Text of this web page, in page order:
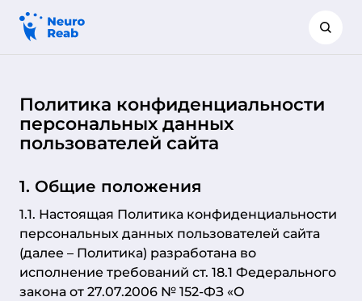
Политика конфиденциальности
персональных данных
пользователей сайта
1. Общие положения
1.1. Настоящая Политика конфиденциальности
персональных данных пользователей сайта
(далее – Политика) разработана во
исполнение требований ст. 18.1 Федерального
закона от 27.07.2006 № 152-ФЗ «О